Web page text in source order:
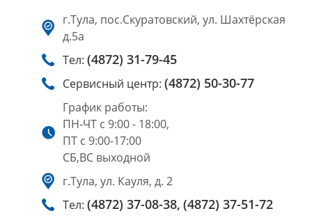
г.Тула, пос.Скуратовский, ул. Шахтёрская
д.5а
Тел: (4872) 31-79-45
Сервисный центр: (4872) 50-30-77
График работы:
ПН-ЧТ с 9:00 - 18:00,
ПТ с 9:00-17:00
СБ,ВС выходной
г.Тула, ул. Кауля, д. 2
Тел: (4872) 37-08-38, (4872) 37-51-72